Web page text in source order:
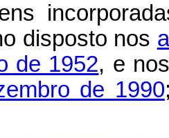
disposto nos
de 1952, e
de 1990